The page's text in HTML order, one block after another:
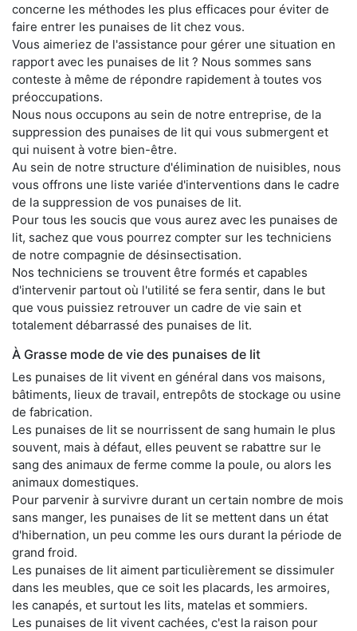
concerne les méthodes les plus efficaces pour éviter de
faire entrer les punaises de lit chez vous.
Vous aimeriez de l'assistance pour gérer une situation en
rapport avec les punaises de lit ? Nous sommes sans
conteste à même de répondre rapidement à toutes vos
préoccupations.
Nous nous occupons au sein de notre entreprise, de la
suppression des punaises de lit qui vous submergent et
qui nuisent à votre bien-être.
Au sein de notre structure d'élimination de nuisibles, nous
vous offrons une liste variée d'interventions dans le cadre
de la suppression de vos punaises de lit.
Pour tous les soucis que vous aurez avec les punaises de
lit, sachez que vous pourrez compter sur les techniciens
de notre compagnie de désinsectisation.
Nos techniciens se trouvent être formés et capables
d'intervenir partout où l'utilité se fera sentir, dans le but
que vous puissiez retrouver un cadre de vie sain et
totalement débarrassé des punaises de lit.
À Grasse mode de vie des punaises de lit
Les punaises de lit vivent en général dans vos maisons,
bâtiments, lieux de travail, entrepôts de stockage ou usine
de fabrication.
Les punaises de lit se nourrissent de sang humain le plus
souvent, mais à défaut, elles peuvent se rabattre sur le
sang des animaux de ferme comme la poule, ou alors les
animaux domestiques.
Pour parvenir à survivre durant un certain nombre de mois
sans manger, les punaises de lit se mettent dans un état
d'hibernation, un peu comme les ours durant la période de
grand froid.
Les punaises de lit aiment particulièrement se dissimuler
dans les meubles, que ce soit les placards, les armoires,
les canapés, et surtout les lits, matelas et sommiers.
Les punaises de lit vivent cachées, c'est la raison pour